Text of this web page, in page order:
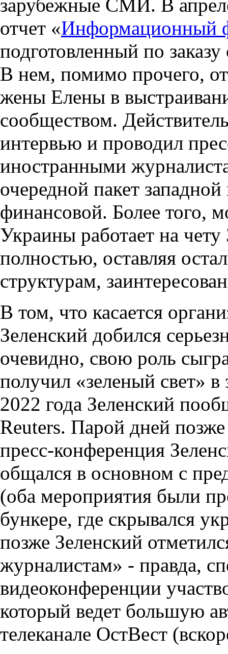
зарубежные СМИ. В
отчет «Информационный
подготовленный по
В нем, помимо прочего,
жены Елены в
сообществом.
интервью и проводил
иностранными
очередной пакет
финансовой. Более того,
Украины работает на
полностью, оставляя
структурам,
В том, что касается
Зеленский добился
очевидно, свою роль
получил «зеленый свет»
2022 года Зеленский
Reuters. Парой дней
пресс-конференция
общался в основном с
(оба мероприятия были
бункере, где скрывался
позже Зеленский
журналистам» - правда,
видеоконференции
который ведет большую
телеканале ОстВест